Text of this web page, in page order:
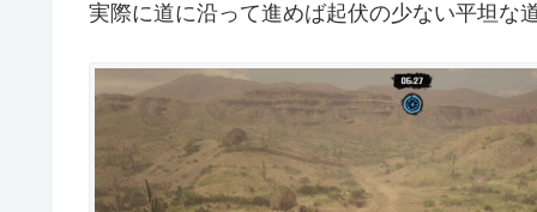
実際に道に沿って進めば起伏の少ない平坦な